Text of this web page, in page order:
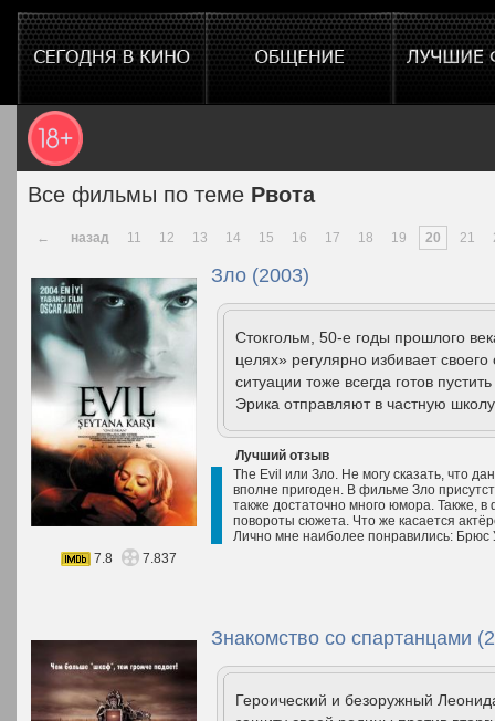
Все фильмы по теме Рвота
← назад 11 12 13 14 15 16 17 18 19 20 21
Зло (2003)
Стокгольм, 50-е годы прошлого
целях» регулярно избивает
ситуации тоже всегда готов
Эрика отправляют в частную
Лучший отзыв
The Evil или Зло. Не могу сказать, что
вполне пригоден. В фильме Зло
также достаточно много юмора. Также,
повороты сюжета. Что же касается
Лично мне наиболее понравились: Брюс
7.8
7.837
Знакомство со спартанцами
Героический и безоружный